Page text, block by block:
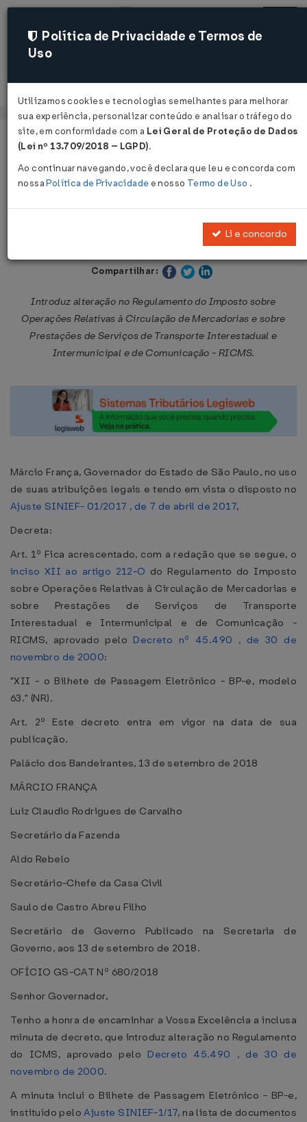
Acessar
Página Inicial Legislações
Decreto Nº 63706 DE 13/09/2018
Publicado no DOE - SP em 14 set 2018
Compartilhar:
Introduz alteração no Regulamento do Imposto sobre
Operações Relativas à Circulação de Mercadorias e sobre
Prestações de Serviços de Transporte Interestadual e
Intermunicipal e de Comunicação - RICMS.
Márcio França, Governador do Estado de São Paulo, no uso
de suas atribuições legais e tendo em vista o disposto no
Ajuste SINIEF- 01/2017 , de 7 de abril de 2017,
Decreta:
Art. 1º Fica acrescentado, com a redação que se segue, o
inciso XII ao artigo 212-O do Regulamento do Imposto
sobre Operações Relativas à Circulação de Mercadorias e
sobre Prestações de Serviços de Transporte
Interestadual e Intermunicipal e de Comunicação -
RICMS, aprovado pelo Decreto nº 45.490 , de 30 de
novembro de 2000:
"XII - o Bilhete de Passagem Eletrônico - BP-e, modelo
63." (NR).
Art. 2º Este decreto entra em vigor na data de sua
publicação.
Palácio dos Bandeirantes, 13 de setembro de 2018
MÁRCIO FRANÇA
Luiz Claudio Rodrigues de Carvalho
Secretário da Fazenda
Aldo Rebelo
Secretário-Chefe da Casa Civil
Saulo de Castro Abreu Filho
Secretário de Governo Publicado na Secretaria de
Governo, aos 13 de setembro de 2018.
OFÍCIO GS-CAT Nº 680/2018
Senhor Governador,
Tenho a honra de encaminhar a Vossa Excelência a inclusa
minuta de decreto, que introduz alteração no Regulamento
do ICMS, aprovado pelo Decreto 45.490 , de 30 de
novembro de 2000.
A minuta inclui o Bilhete de Passagem Eletrônico - BP-e,
instituído peloAjuste SINIEF-1/17, na lista de documentos
Política de Privacidade e Termos de
Uso
Utilizamos cookies e tecnologias semelhantes para melhorar
sua experiência, personalizar conteúdo e analisar o tráfego do
site, em conformidade com a Lei Geral de Proteção de Dados
(Lei nº 13.709/2018 – LGPD).
Ao continuar navegando, você declara que leu e concorda com
nossaPolítica de Privacidade e nosso Termo de Uso .
Li e concordo